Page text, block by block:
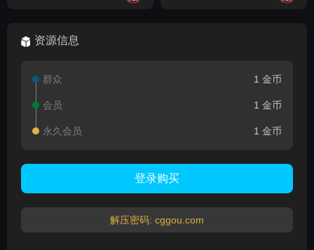
资源信息
群众 1 金币
会员 1 金币
永久会员 1 金币
登录购买
解压密码: cggou.com